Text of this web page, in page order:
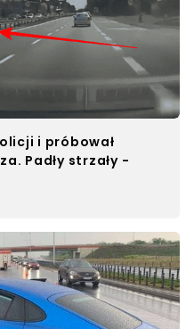
i próbował
Padły strzały -